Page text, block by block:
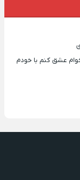
عشق کنم با خودم